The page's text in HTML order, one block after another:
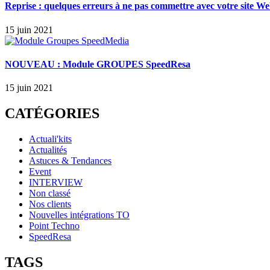
Reprise : quelques erreurs à ne pas commettre avec votre site
15 juin 2021
NOUVEAU : Module GROUPES SpeedResa
15 juin 2021
CATÉGORIES
Actuali'kits
Actualités
Astuces & Tendances
Event
INTERVIEW
Non classé
Nos clients
Nouvelles intégrations TO
Point Techno
SpeedResa
TAGS